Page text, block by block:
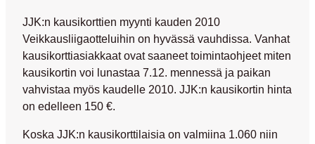
JJK:n kausikorttien myynti kauden 2010
Veikkausliigaotteluihin on hyvässä vauhdissa. Vanhat
kausikorttiasiakkaat ovat saaneet toimintaohjeet miten
kausikortin voi lunastaa 7.12. mennessä ja paikan
vahvistaa myös kaudelle 2010. JJK:n kausikortin hinta
on edelleen 150 €.
Koska JJK:n kausikorttilaisia on valmiina 1.060 niin